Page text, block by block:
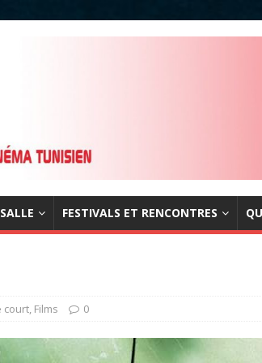
FESTIVALS ET RENCONTRES
court, Films 0